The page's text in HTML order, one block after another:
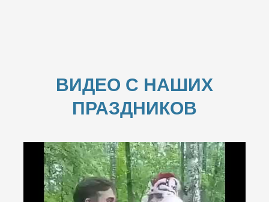
ВИДЕО С НАШИХ
ПРАЗДНИКОВ